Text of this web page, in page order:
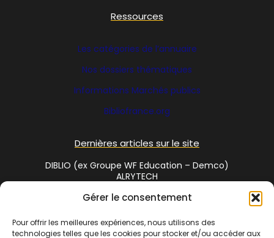
Gérer le consentement
Pour offrir les meilleures expériences, nous utilisons des
technologies telles que les cookies pour stocker et/ou accéder aux
Ressources
Les catégories de l’annuaire
Nos dossiers thématiques
Informations Marchés publics
Bibliofrance.org
Dernières articles sur le site
DIBLIO (ex Groupe WF Education – Demco)
ALRYTECH
Social Media